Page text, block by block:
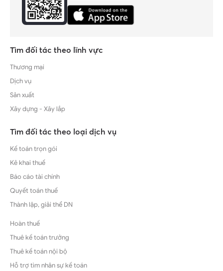
Tìm đối tác theo lĩnh vực
Thương mại
Dịch vụ
Sản xuất
Xây dựng - Xây lắp
Tìm đối tác theo loại dịch vụ
Kế toán trọn gói
Kê khai thuế
Báo cáo tài chính
Quyết toán thuế
Thành lập, giải thể DN
Hoàn thuế
Thuê kế toán trưởng
Thuê kế toán nội bộ
Hỗ trợ tìm nhân sự kế toán